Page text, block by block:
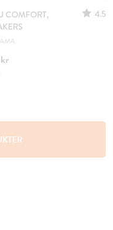
COMFORT,
4.5